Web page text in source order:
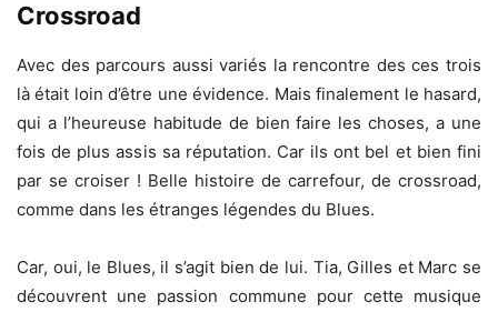
Crossroad
Avec des parcours aussi variés la rencontre des ces trois
là était loin d’être une évidence. Mais finalement le hasard,
qui a l’heureuse habitude de bien faire les choses, a une
fois de plus assis sa réputation. Car ils ont bel et bien fini
par se croiser ! Belle histoire de carrefour, de crossroad,
comme dans les étranges légendes du Blues.
Car, oui, le Blues, il s’agit bien de lui. Tia, Gilles et Marc se
découvrent une passion commune pour cette musique